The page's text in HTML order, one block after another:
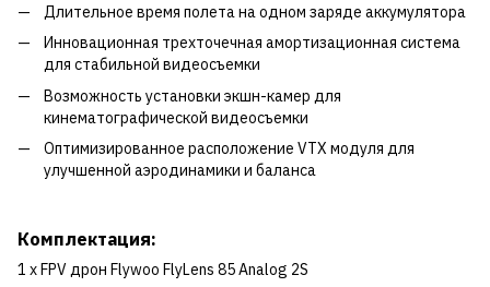
Длительное время полета на одном заряде аккумулятора
Инновационная трехточечная амортизационная система
для стабильной видеосъемки
Возможность установки экшн-камер для
кинематографической видеосъемки
Оптимизированное расположение VTX модуля для
улучшенной аэродинамики и баланса
Комплектация:
1 x FPV дрон Flywoo FlyLens 85 Analog 2S